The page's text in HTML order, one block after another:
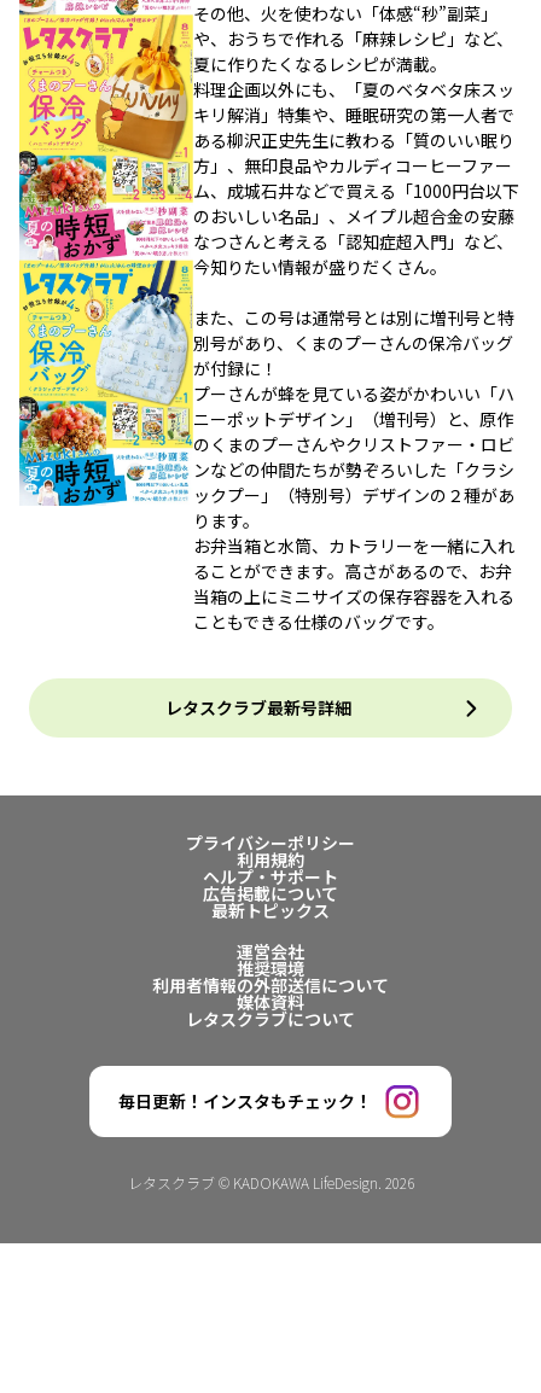
その他、火を使わない「体感“秒”副菜」
や、おうちで作れる「麻辣レシピ」など、
夏に作りたくなるレシピが満載。
料理企画以外にも、「夏のベタベタ床スッ
キリ解消」特集や、睡眠研究の第一人者で
ある柳沢正史先生に教わる「質のいい眠り
方」、無印良品やカルディコーヒーファー
ム、成城石井などで買える「1000円台以下
のおいしい名品」、メイプル超合金の安藤
なつさんと考える「認知症超入門」など、
今知りたい情報が盛りだくさん。
また、この号は通常号とは別に増刊号と特
別号があり、くまのプーさんの保冷バッグ
が付録に！
プーさんが蜂を見ている姿がかわいい「ハ
ニーポットデザイン」（増刊号）と、原作
のくまのプーさんやクリストファー・ロビ
ンなどの仲間たちが勢ぞろいした「クラシ
ックプー」（特別号）デザインの２種があ
ります。
お弁当箱と水筒、カトラリーを一緒に入れ
ることができます。高さがあるので、お弁
当箱の上にミニサイズの保存容器を入れる
こともできる仕様のバッグです。
レタスクラブ最新号詳細
プライバシーポリシー
利用規約
ヘルプ・サポート
広告掲載について
最新トピックス
運営会社
推奨環境
利用者情報の外部送信について
媒体資料
レタスクラブについて
毎日更新！インスタもチェック！
レタスクラブ © KADOKAWA LifeDesign. 2026